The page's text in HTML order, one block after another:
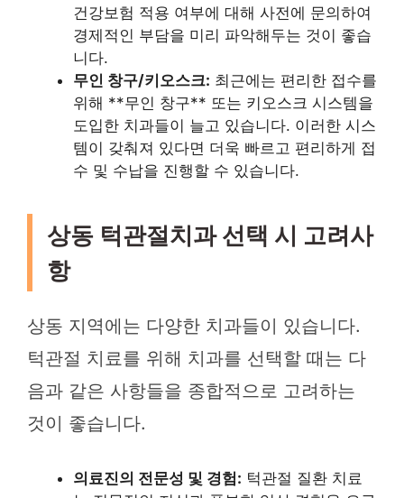
건강보험 적용 여부에 대해 사전에 문의하여
경제적인 부담을 미리 파악해두는 것이 좋습
니다.
무인 창구/키오스크: 최근에는 편리한 접수를
위해 **무인 창구** 또는 키오스크 시스템을
도입한 치과들이 늘고 있습니다. 이러한 시스
템이 갖춰져 있다면 더욱 빠르고 편리하게 접
수 및 수납을 진행할 수 있습니다.
상동 턱관절치과 선택 시 고려사
항
상동 지역에는 다양한 치과들이 있습니다.
턱관절 치료를 위해 치과를 선택할 때는 다
음과 같은 사항들을 종합적으로 고려하는
것이 좋습니다.
의료진의 전문성 및 경험: 턱관절 질환 치료